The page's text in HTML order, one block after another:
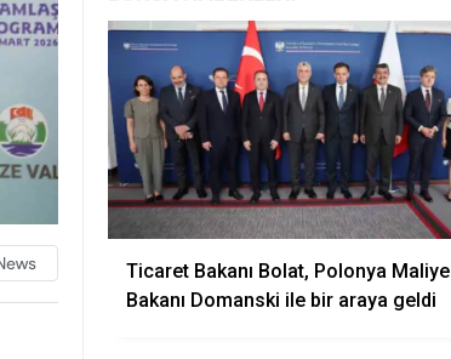
Ticaret Bakanı Bolat, Polonya Maliye
Bakanı Domanski ile bir araya geldi